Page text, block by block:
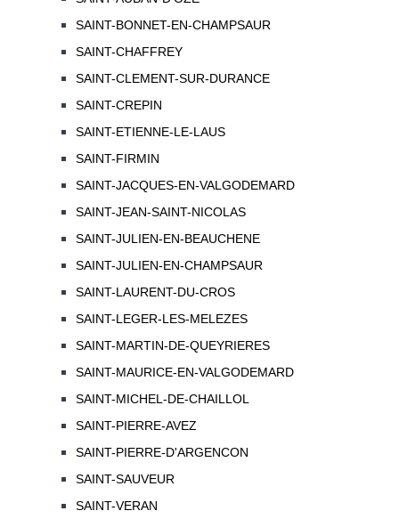
SAINT-BONNET-EN-CHAMPSAUR
SAINT-CHAFFREY
SAINT-CLEMENT-SUR-DURANCE
SAINT-CREPIN
SAINT-ETIENNE-LE-LAUS
SAINT-FIRMIN
SAINT-JACQUES-EN-VALGODEMARD
SAINT-JEAN-SAINT-NICOLAS
SAINT-JULIEN-EN-BEAUCHENE
SAINT-JULIEN-EN-CHAMPSAUR
SAINT-LAURENT-DU-CROS
SAINT-LEGER-LES-MELEZES
SAINT-MARTIN-DE-QUEYRIERES
SAINT-MAURICE-EN-VALGODEMARD
SAINT-MICHEL-DE-CHAILLOL
SAINT-PIERRE-AVEZ
SAINT-PIERRE-D'ARGENCON
SAINT-SAUVEUR
SAINT-VERAN